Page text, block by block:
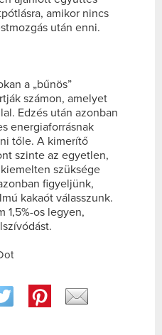
amikor nincs
után enni.
a „bűnös”
számon, amelyet
Edzés után azonban
energiaforrásnak
tőle. A kimerítő
szinte az egyetlen,
szüksége
figyeljünk,
kakaót válasszunk.
1,5%-os legyen,